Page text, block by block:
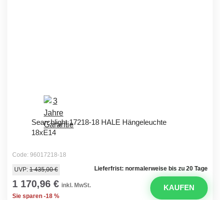
Searchlight 17218-18 HALE Hängeleuchte
18xE14
Code: 96017218-18
Lieferfrist: normalerweise bis zu 20 Tage
UVP: 1 435,00 €
1 170,96 € inkl. MwSt.
Sie sparen -18 %
KAUFEN